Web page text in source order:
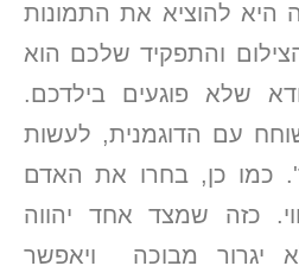
היא להוציא את התמונות
והתפקיד שלכם הוא
שלא פוגעים בילדכם.
עם הדוגמנית, לעשות
כמו כן, בחרו את האדם
כזה שמצד אחד יהווה
יגרור מבוכה ויאפשר